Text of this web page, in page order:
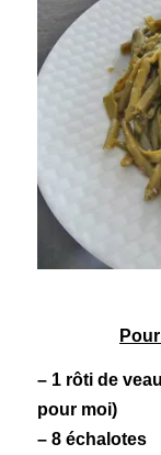
– 1 rôti de
pour moi)
– 8 échalotes